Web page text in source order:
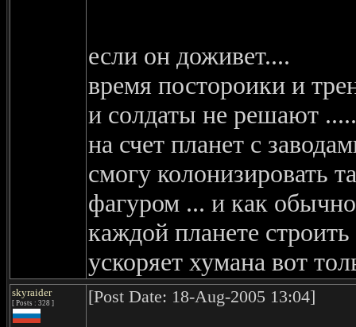
если он доживет....
время постороики и
и солдаты не решают .....
на счет планет с
смогу колонизировать
фагуром ... и как
каждой планете
ускоряет хумана вот
skyraider
[ Posts : 328 ] [Post Date: 18-Aug-2005 13:04]